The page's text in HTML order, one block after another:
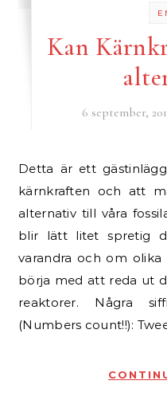
Kan
6 september,
Detta är ett gästinlägg av Claes Erik Trygger om
kärnkraften och att
alternativ till våra
blir lätt litet spretig
varandra och om olika
börja med att reda ut
reaktorer. Några
(Numbers count!!):